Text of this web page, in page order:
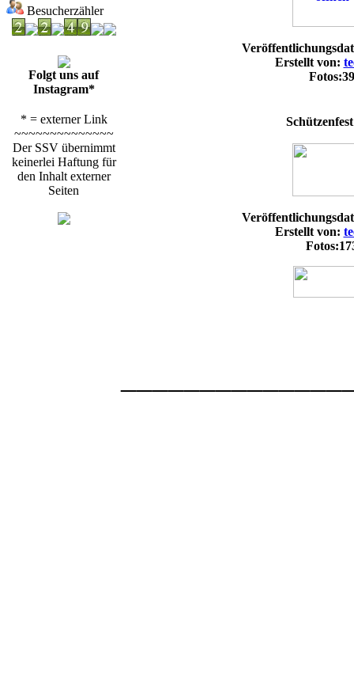
Besucherzähler
Folgt uns auf
Instagram*
* = externer Link
~~~~~~~~~~~~~~
Der SSV übernimmt
keinerlei Haftung für
den Inhalt externer
Seiten
Erstellt von:
Fotos:39
Erstellt von: